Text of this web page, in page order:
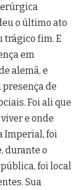
o último ato
trágico fim. E
em
alemã, e
de
Foi ali que
e onde
Imperial, foi
durante o
foi local
Sua